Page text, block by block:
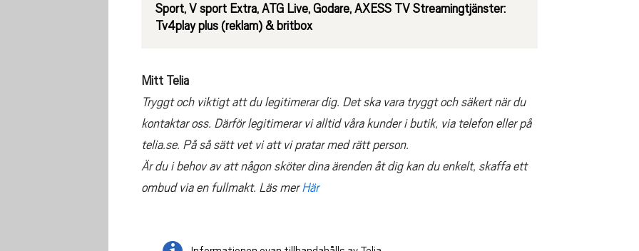
Sport, V sport Extra, ATG Live, Godare, AXESS TV Streamingtjänster:
Tv4play plus (reklam) & britbox
Mitt Telia
Tryggt och viktigt att du legitimerar dig. Det ska vara tryggt och säkert när du
kontaktar oss. Därför legitimerar vi alltid våra kunder i butik, via telefon eller på
telia.se. På så sätt vet vi att vi pratar med rätt person.
Är du i behov av att någon sköter dina ärenden åt dig kan du enkelt, skaffa ett
ombud via en fullmakt. Läs merHär